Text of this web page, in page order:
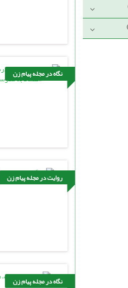
نگاه در مجله پیام زن
روایت در مجله پیام زن
نگاه در مجله پیام زن